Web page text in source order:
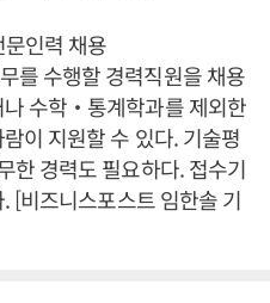
인력 채용
를 수행할 경력직원을 채용
수학‧통계학과를 제외한
이 지원할 수 있다. 기술평
한 경력도 필요하다. 접수기
[비즈니스포스트 임한솔 기